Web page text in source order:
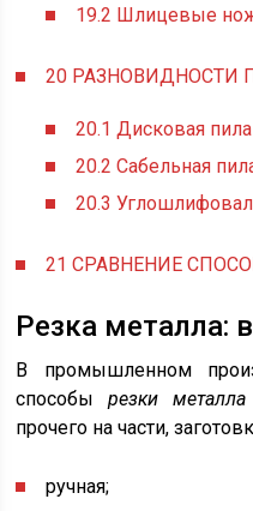
19.2 Шлицевые
20 РАЗНОВИДНОСТИ
20.1 Дисковая пила
20.2 Сабельная
20.3
21 СРАВНЕНИЕ
Резка металла:
В промышленном
способы резки металла
прочего на части,
ручная;